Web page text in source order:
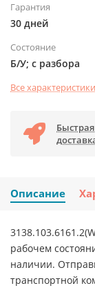
Гарантия
30 дней
Состояние
Б/У; с разбора
Все характеристики
Быстрая
Описание
рабочем
наличии.
транспортной